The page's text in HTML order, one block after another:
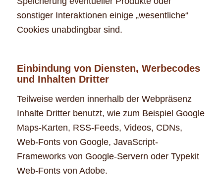
sonstiger Interaktionen einige „wesentliche“
Cookies unabdingbar sind.
Einbindung von Diensten, Werbecodes
und Inhalten Dritter
Teilweise werden innerhalb der Webpräsenz
Inhalte Dritter benutzt, wie zum Beispiel Google
Maps-Karten, RSS-Feeds, Videos, CDNs,
Web-Fonts von Google, JavaScript-
Frameworks von Google-Servern oder Typekit
Web-Fonts von Adobe.